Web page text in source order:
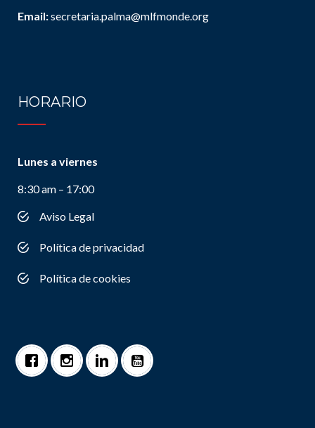
Email:secretaria.palma@mlfmonde.org
HORARIO
Lunes a viernes
8:30 am – 17:00
Aviso Legal
Política de privacidad
Política de cookies